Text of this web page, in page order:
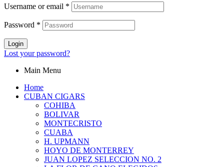
Username or email *
Password *
Login
Lost your password?
Main Menu
Home
CUBAN CIGARS
COHIBA
BOLIVAR
MONTECRISTO
CUABA
H. UPMANN
HOYO DE MONTERREY
JUAN LOPEZ SELECCION NO. 2